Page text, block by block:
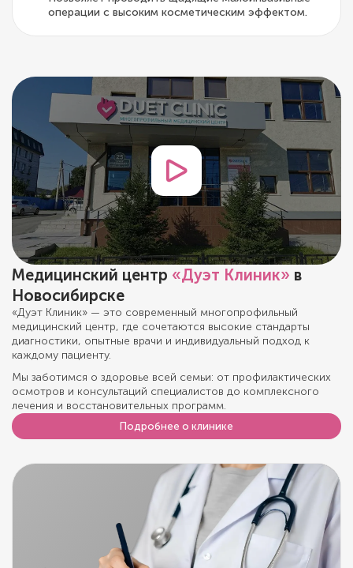
операции с высоким косметическим эффектом.
Медицинский центр «Дуэт Клиник» в
Новосибирске
«Дуэт Клиник» — это современный многопрофильный
медицинский центр, где сочетаются высокие стандарты
диагностики, опытные врачи и индивидуальный подход к
каждому пациенту.
Мы заботимся о здоровье всей семьи: от профилактических
осмотров и консультаций специалистов до комплексного
лечения и восстановительных программ.
Подробнее о клинике